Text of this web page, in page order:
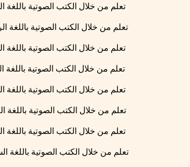
تعلم من خلال الكتب الصوتية باللغة
تعلم من خلال الكتب الصوتية باللغة
تعلم من خلال الكتب الصوتية باللغة
تعلم من خلال الكتب الصوتية باللغة
تعلم من خلال الكتب الصوتية باللغة
تعلم من خلال الكتب الصوتية باللغة
تعلم من خلال الكتب الصوتية باللغة
تعلم من خلال الكتب الصوتية باللغة